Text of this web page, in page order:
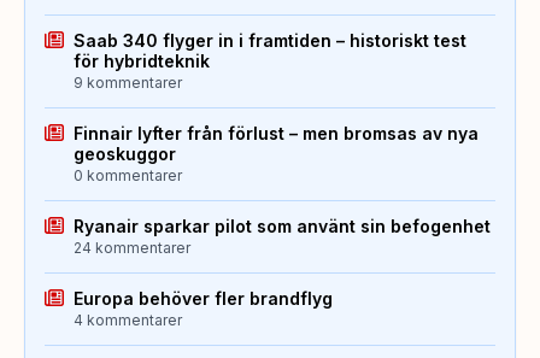
Saab 340 flyger in i framtiden – historiskt test
för hybridteknik
9 kommentarer
Finnair lyfter från förlust – men bromsas av nya
geoskuggor
0 kommentarer
Ryanair sparkar pilot som använt sin befogenhet
24 kommentarer
Europa behöver fler brandflyg
4 kommentarer